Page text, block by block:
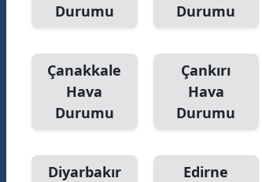
Durumu
Durumu
Çanakkale
Hava
Durumu
Çankırı
Hava
Durumu
Diyarbakır
Edirne